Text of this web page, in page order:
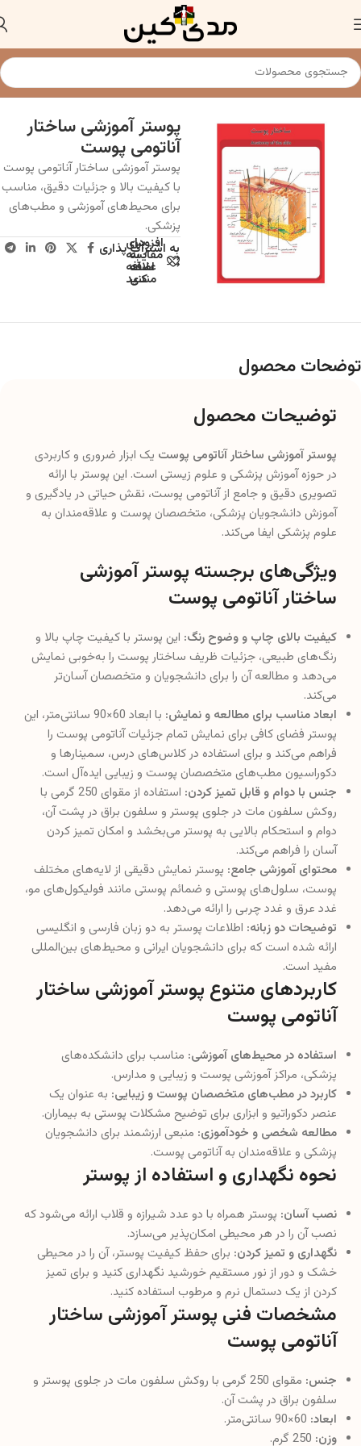
خانه پوستر
پوستر آموزشی ساختار
آناتومی پوست
پوستر آموزشی ساختار آناتومی پوست
با کیفیت بالا و جزئیات دقیق، مناسب
برای محیط‌های آموزشی و مطب‌های
پزشکی.
برای
مقایسه
اضافه
کنید
افزودن
به
علاقه
مندی
به اشتراک پذاری
توضحات محصول
توضیحات محصول
پوستر آموزشی ساختار آناتومی پوست یک ابزار ضروری و کاربردی
در حوزه آموزش پزشکی و علوم زیستی است. این پوستر با ارائه
تصویری دقیق و جامع از آناتومی پوست، نقش حیاتی در یادگیری و
آموزش دانشجویان پزشکی، متخصصان پوست و علاقه‌مندان به
علوم پزشکی ایفا می‌کند.
ویژگی‌های برجسته پوستر آموزشی
ساختار آناتومی پوست
کیفیت بالای چاپ و وضوح رنگ: این پوستر با کیفیت چاپ بالا و
رنگ‌های طبیعی، جزئیات ظریف ساختار پوست را به‌خوبی نمایش
می‌دهد و مطالعه آن را برای دانشجویان و متخصصان آسان‌تر
می‌کند.
ابعاد مناسب برای مطالعه و نمایش:
با ابعاد 60×90 سانتی‌متر، این
پوستر فضای کافی برای نمایش تمام جزئیات آناتومی پوست را
فراهم می‌کند و برای استفاده در کلاس‌های درس، سمینارها و
دکوراسیون مطب‌های متخصصان پوست و زیبایی ایده‌آل است.
جنس با دوام و قابل تمیز کردن:
استفاده از مقوای 250 گرمی با
روکش سلفون مات در جلوی پوستر و سلفون براق در پشت آن،
دوام و استحکام بالایی به پوستر می‌بخشد و امکان تمیز کردن
آسان را فراهم می‌کند.
محتوای آموزشی جامع: پوستر نمایش دقیقی از لایه‌های مختلف
پوست، سلول‌های پوستی و ضمائم پوستی مانند فولیکول‌های مو،
غدد عرق و غدد چربی را ارائه می‌دهد.
توضیحات دو زبانه: اطلاعات پوستر به دو زبان فارسی و انگلیسی
ارائه شده است که برای دانشجویان ایرانی و محیط‌های بین‌المللی
مفید است.
کاربردهای متنوع پوستر آموزشی ساختار
آناتومی پوست
استفاده در محیط‌های آموزشی: مناسب برای دانشکده‌های
پزشکی، مراکز آموزشی پوست و زیبایی و مدارس.
کاربرد در مطب‌های متخصصان پوست و زیبایی: به عنوان یک
عنصر دکوراتیو و ابزاری برای توضیح مشکلات پوستی به بیماران.
مطالعه شخصی و خودآموزی: منبعی ارزشمند برای دانشجویان
پزشکی و علاقه‌مندان به آناتومی پوست.
نحوه نگهداری و استفاده از پوستر
نصب آسان: پوستر همراه با دو عدد شیرازه و قلاب ارائه می‌شود که
نصب آن را در هر محیطی امکان‌پذیر می‌سازد.
نگهداری و تمیز کردن: برای حفظ کیفیت پوستر، آن را در محیطی
خشک و دور از نور مستقیم خورشید نگهداری کنید و برای تمیز
کردن از یک دستمال نرم و مرطوب استفاده کنید.
مشخصات فنی پوستر آموزشی ساختار
آناتومی پوست
جنس:
مقوای 250 گرمی با روکش سلفون مات در جلوی پوستر و
سلفون براق در پشت آن.
ابعاد:
وزن: